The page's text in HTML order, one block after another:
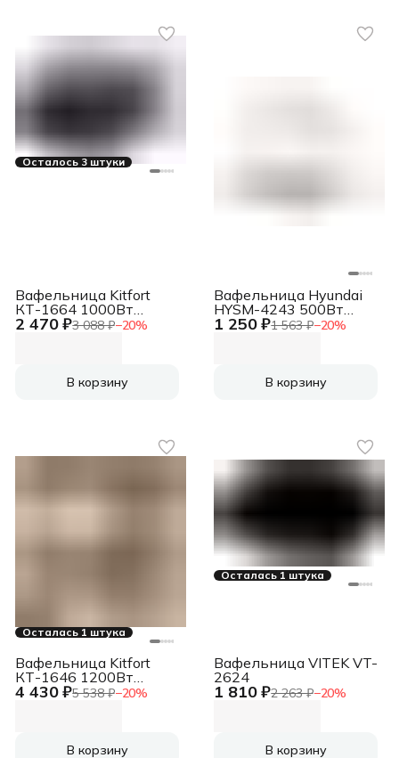
Осталось 3 штуки
2 470 ₽3 088 ₽−20%
Вафельница Kitfort
КТ-1664 1000Вт
черный
В корзину
1 250 ₽1 563 ₽−20%
Вафельница Hyundai
HYSM-4243 500Вт
белый
В корзину
Осталась 1 штука
4 430 ₽5 538 ₽−20%
Вафельница Kitfort
КТ-1646 1200Вт
белый
В корзину
Осталась 1 штука
1 810 ₽2 263 ₽−20%
Вафельница VITEK VT-
2624
В корзину